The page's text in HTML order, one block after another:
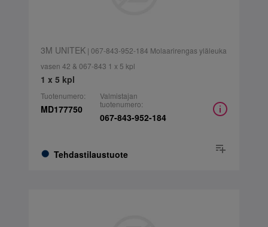
3M UNITEK| 067-843-952-184 Molaarirengas yläleuka
vasen 42 & 067-843 1 x 5 kpl
1 x 5 kpl
Tuotenumero:
MD177750
Tehdastilaustuote
Valmistajan
tuotenumero:
067-843-952-184